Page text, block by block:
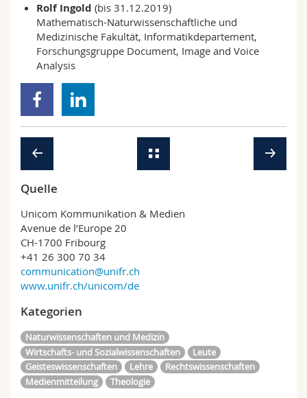
Rolf Ingold (bis 31.12.2019)
Mathematisch-Naturwissenschaftliche und
Medizinische Fakultät, Informatikdepartement,
Forschungsgruppe Document, Image and Voice
Analysis
Quelle
Unicom Kommunikation & Medien
Avenue de l’Europe 20
CH-1700 Fribourg
+41 26 300 70 34
communication@unifr.ch
www.unifr.ch/unicom/de
Kategorien
Naturwissenschaften und Medizin
Wirtschafts- und Sozialwissenschaften
Leute
Geisteswissenschaften
Lehre
Rechtswissenschaften
Medienmitteilung
Theologie